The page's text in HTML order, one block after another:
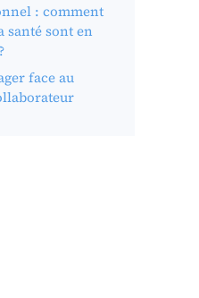
: comment
santé sont en
face au